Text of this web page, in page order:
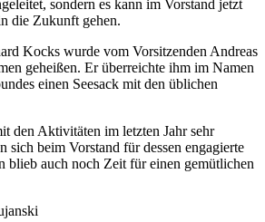
sondern es kann im Vorstand jetzt
die Zukunft gehen.
Kocks wurde vom Vorsitzenden Andreas
geheißen. Er überreichte ihm im Namen
einen Seesack mit den üblichen
den Aktivitäten im letzten Jahr sehr
sich beim Vorstand für dessen engagierte
blieb auch noch Zeit für einen gemütlichen